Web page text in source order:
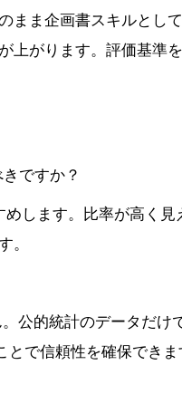
まま企画書スキルとし
上がります。評価基準
きですか？
します。比率が高く
す。
公的統計のデータだけ
で信頼性を確保でき